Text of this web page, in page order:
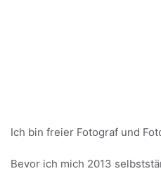
Ich bin freier Fotograf und
Bevor ich mich 2013